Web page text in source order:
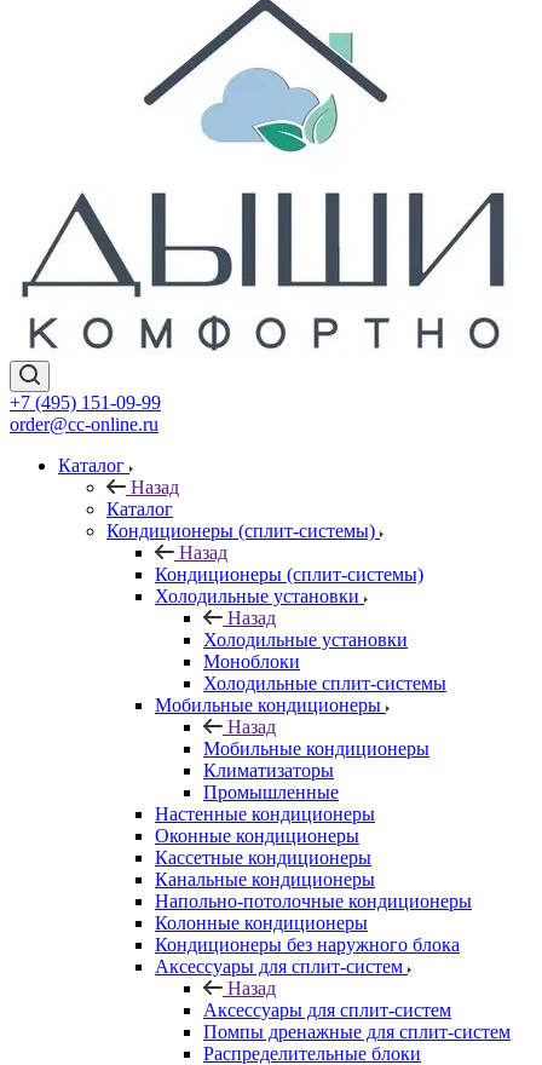
+7 (495) 151-09-99
order@cc-online.ru
Каталог
Назад
Каталог
Кондиционеры (сплит-системы)
Назад
Кондиционеры (сплит-системы)
Холодильные установки
Назад
Холодильные установки
Моноблоки
Холодильные сплит-системы
Мобильные кондиционеры
Назад
Мобильные кондиционеры
Климатизаторы
Промышленные
Настенные кондиционеры
Оконные кондиционеры
Кассетные кондиционеры
Канальные кондиционеры
Напольно-потолочные кондиционеры
Колонные кондиционеры
Кондиционеры без наружного блока
Аксессуары для сплит-систем
Назад
Аксессуары для сплит-систем
Помпы дренажные для сплит-систем
Распределительные блоки